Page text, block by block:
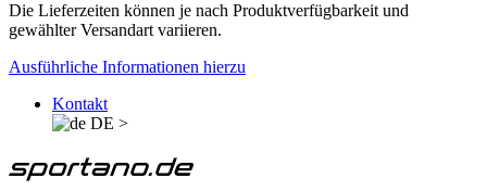
Die Lieferzeiten können je nach Produktverfügbarkeit und
gewählter Versandart variieren.
Ausführliche Informationen hierzu
Kontakt
DE >